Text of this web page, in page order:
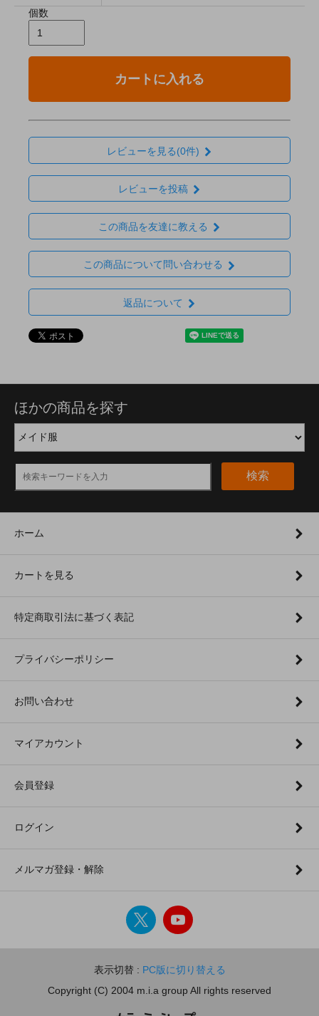
個数
カートに入れる
レビューを見る(0件)
レビューを投稿
この商品を友達に教える
この商品について問い合わせる
返品について
ほかの商品を探す
検索
ホーム
カートを見る
特定商取引法に基づく表記
プライバシーポリシー
お問い合わせ
マイアカウント
会員登録
ログイン
メルマガ登録・解除
表示切替 : PC版に切り替える
Copyright (C) 2004 m.i.a group All rights reserved